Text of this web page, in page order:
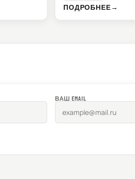
ПОДРОБНЕЕ→
ВАШ EMAIL